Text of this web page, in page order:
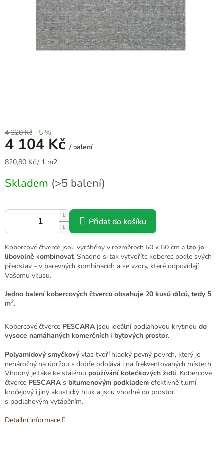
4 320 Kč –5 %
4 104 Kč / balení
Měrná
820,80 Kč / 1 m2
Skladem (>5 balení)
Přidat do košíku
Kobercové čtverce jsou vyráběny v rozměrech 50 x 50 cm a lze je
libovolně kombinovat. Snadno si tak vytvoříte koberec podle svých
představ – v barevných kombinacích a se vzory, které odpovídají
Vašemu vkusu.
Jedno balení kobercových čtverců obsahuje 20 kusů dílců, tedy 5
m2.
Kobercové čtverce PESCARA jsou ideální podlahovou krytinou do
vysoce namáhaných komerčních i bytových prostor.
Polyamidový smyčkový vlas tvoří hladký pevný povrch, který je
nenáročný na údržbu a dobře odolává i na frekventovaných místech.
Vhodný je také ke stálému používání kolečkových židlí. Kobercové
čtverce PESCARA s bitumenovým podkladem efektivně tlumí
kročejový i jiný akustický hluk a jsou vhodné do prostor
s podlahovým vytápěním.
Detailní informace